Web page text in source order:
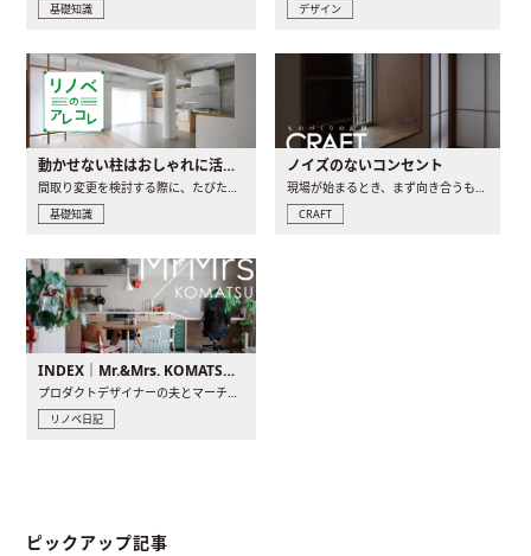
基礎知識 デザイン
動かせない柱はおしゃれに活用！柱を魅せるリノベーション(リノベ)4選
間取り変更を検討する際に、たびたび皆さんの頭を悩ませる動か..
基礎知識
ノイズのないコンセント
現場が始まるとき、まず向き合うものの一つがコンセントです..
CRAFT
INDEX｜Mr.&Mrs. KOMATSU renovation diary
プロダクトデザイナーの夫とマーチャンダイザーの妻が、夫婦で..
リノベ日記
ピックアップ記事